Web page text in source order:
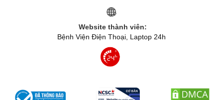
Website thành viên:
Bệnh Viện Điện Thoại, Laptop 24h